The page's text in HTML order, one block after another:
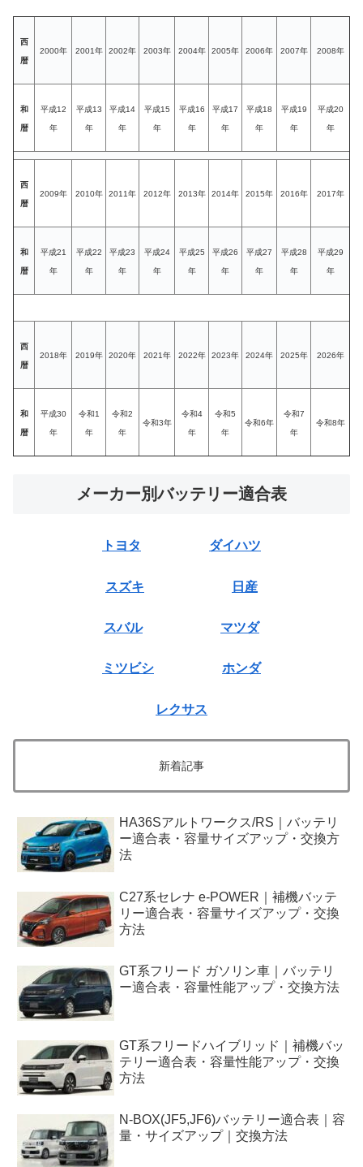
西
暦
2000年 2001年 2002年 2003年 2004年 2005年 2006年 2007年 2008年
和
暦
平成12
年
平成13
年
平成14
年
平成15
年
平成16
年
平成17
年
平成18
年
平成19
年
平成20
年
西
暦
2009年 2010年 2011年 2012年 2013年 2014年 2015年 2016年 2017年
和
暦
平成21
年
平成22
年
平成23
年
平成24
年
平成25
年
平成26
年
平成27
年
平成28
年
平成29
年
西
暦
2018年 2019年 2020年 2021年 2022年 2023年 2024年 2025年 2026年
和
暦
平成30
年
令和1
年
令和2
年
令和3年
令和4
年
令和5
年
令和6年
令和7
年
令和8年
メーカー別バッテリー適合表
トヨタ ダイハツ
スズキ 日産
スバル マツダ
ミツビシ ホンダ
レクサス
新着記事
HA36Sアルトワークス/RS｜バッテリ
ー適合表・容量サイズアップ・交換方
法
C27系セレナ e-POWER｜補機バッテ
リー適合表・容量サイズアップ・交換
方法
GT系フリード ガソリン車｜バッテリ
ー適合表・容量性能アップ・交換方法
GT系フリードハイブリッド｜補機バッ
テリー適合表・容量性能アップ・交換
方法
N-BOX(JF5,JF6)バッテリー適合表｜容
量・サイズアップ｜交換方法